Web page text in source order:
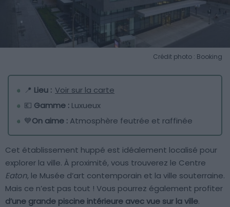
Crédit photo : Booking
📍 Lieu : Voir sur la carte
💶 Gamme : Luxueux
💙On aime : Atmosphère feutrée et raffinée
Cet établissement huppé est idéalement localisé pour
explorer la ville. À proximité, vous trouverez le Centre
Eaton, le Musée d’art contemporain et la ville souterraine.
Mais ce n’est pas tout ! Vous pourrez également profiter
d’une grande piscine intérieure avec vue sur la ville.